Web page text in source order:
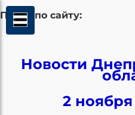
Поиск по сайту:
Новости
2 ноября